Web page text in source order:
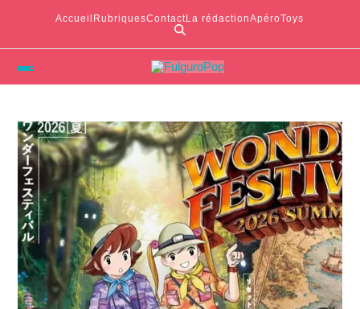
Accueil RubriquesContactLa rédactionApéroToys